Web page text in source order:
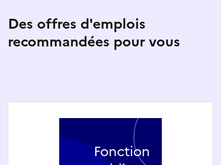
Des offres d'emplois
recommandées pour vous
Fonction